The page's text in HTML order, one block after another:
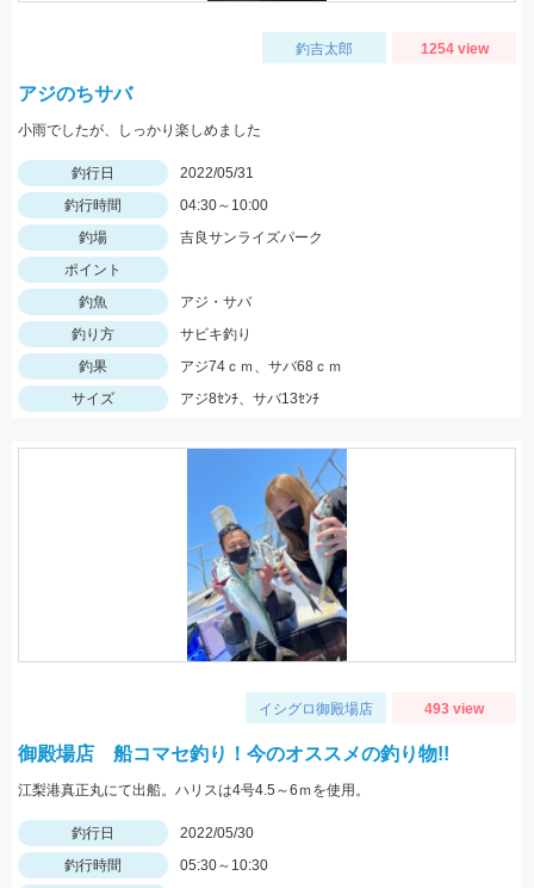
釣吉太郎 1254 view
アジのちサバ
小雨でしたが、しっかり楽しめました
釣行日
2022/05/31
釣行時間
04:30～10:00
釣場
吉良サンライズパーク
ポイント
釣魚
アジ・サバ
釣り方
サビキ釣り
釣果
アジ74ｃｍ、サバ68ｃｍ
サイズ
アジ8ｾﾝﾁ、サバ13ｾﾝﾁ
イシグロ御殿場店 493 view
御殿場店 船コマセ釣り！今のオススメの釣り物!!
江梨港真正丸にて出船。ハリスは4号4.5～6ｍを使用。
釣行日
2022/05/30
釣行時間
05:30～10:30